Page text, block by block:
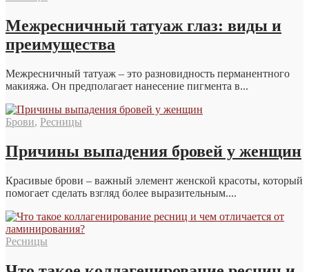
Межресничный татуаж глаз: виды и
преимущества
Межресничный татуаж – это разновидность перманентного
макияжа. Он предполагает нанесение пигмента в...
Брови, Ресницы
Причины выпадения бровей у женщин
Красивые брови – важный элемент женской красоты, который
помогает сделать взгляд более выразительным....
Ресницы